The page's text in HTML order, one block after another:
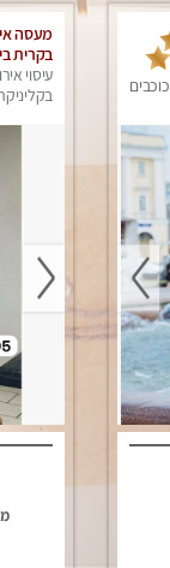
מעסה
בקרית
עיסוי